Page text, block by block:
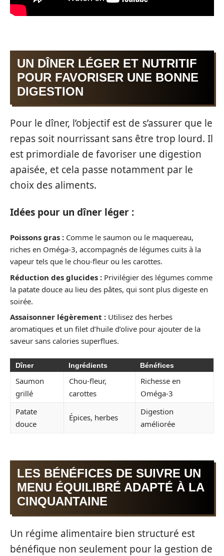
UN DÎNER LÉGER ET NUTRITIF
POUR FAVORISER UNE BONNE
DIGESTION
Pour le dîner, l’objectif est de s’assurer que le
repas soit nourrissant sans être trop lourd. Il
est primordiale de favoriser une digestion
apaisée, et cela passe notamment par le
choix des aliments.
Idées pour un dîner léger :
Poissons gras : Comme le saumon ou le maquereau,
riches en Oméga-3, accompagnés de légumes cuits à la
vapeur tels que le chou-fleur ou les carottes.
Réduction des glucides : Privilégier des légumes comme
la patate douce au lieu des pâtes, qui sont plus digeste en
soirée.
Assaisonner légèrement : Utilisez des herbes
aromatiques et un filet d’huile d’olive pour ajouter de la
saveur sans calories superflues.
Dîner Ingrédients Bénéfices
Saumon
grillé
Chou-fleur,
carottes
Richesse en
Oméga-3
Patate
douce
Épices, herbes
Digestion
améliorée
LES BÉNÉFICES DE SUIVRE UN
MENU ÉQUILIBRÉ ADAPTÉ À LA
CINQUANTAINE
Un régime alimentaire bien structuré est
bénéfique non seulement pour la gestion de